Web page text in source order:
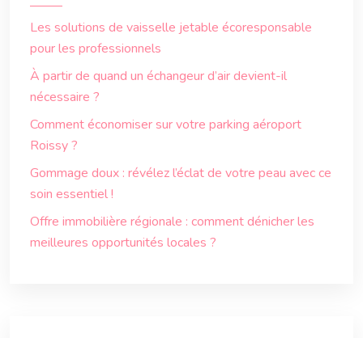
Les solutions de vaisselle jetable écoresponsable
pour les professionnels
À partir de quand un échangeur d’air devient-il
nécessaire ?
Comment économiser sur votre parking aéroport
Roissy ?
Gommage doux : révélez l’éclat de votre peau avec ce
soin essentiel !
Offre immobilière régionale : comment dénicher les
meilleures opportunités locales ?